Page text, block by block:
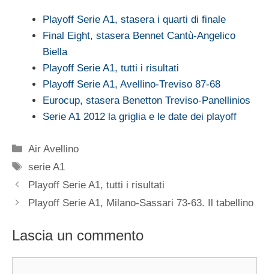
Playoff Serie A1, stasera i quarti di finale
Final Eight, stasera Bennet Cantù-Angelico
Biella
Playoff Serie A1, tutti i risultati
Playoff Serie A1, Avellino-Treviso 87-68
Eurocup, stasera Benetton Treviso-Panellinios
Serie A1 2012 la griglia e le date dei playoff
Categorie
Air Avellino
Tag
serie A1
Playoff Serie A1, tutti i risultati
Playoff Serie A1, Milano-Sassari 73-63. Il tabellino
Lascia un commento